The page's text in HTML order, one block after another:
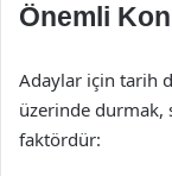
Önemli
Adaylar için tarih
üzerinde durmak,
faktördür: